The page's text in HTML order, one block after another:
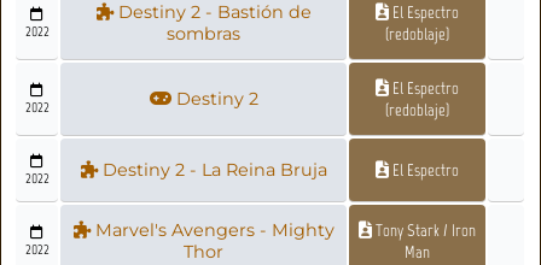
2022
Destiny 2 - Bastión de
sombras
El Espectro
(redoblaje)
2022 Destiny 2
El Espectro
(redoblaje)
2022 Destiny 2 - La Reina Bruja El Espectro
2022
Marvel's Avengers - Mighty
Thor
Tony Stark / Iron
Man